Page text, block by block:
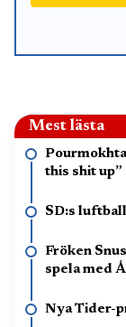
Mest lästa
this shit up”
SD:s
Fröken
spela med
Nya Tider-